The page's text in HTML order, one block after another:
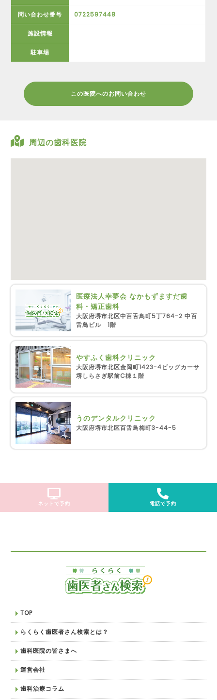
問い合わせ番号 0722597448
施設情報
駐車場
この医院へのお問い合わせ
周辺の歯科医院
医療法人幸夢会 なかもずますだ歯
科・矯正歯科
大阪府堺市北区中百舌鳥町5丁764-2 中百
舌鳥ビル 1階
やすふく歯科クリニック
大阪府堺市北区金岡町1423-4ビッグカーサ
堺しらさぎ駅前C棟１階
うのデンタルクリニック
大阪府堺市北区百舌鳥梅町3-44-5
ネットで予約 電話で予約
TOP
らくらく歯医者さん検索とは？
歯科医院の皆さまへ
運営会社
歯科治療コラム